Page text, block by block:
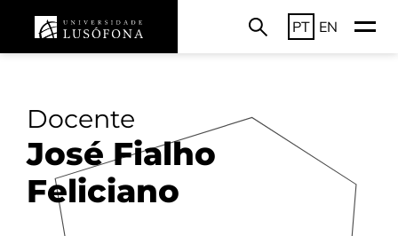
PT EN
Docente
José Fialho
Feliciano